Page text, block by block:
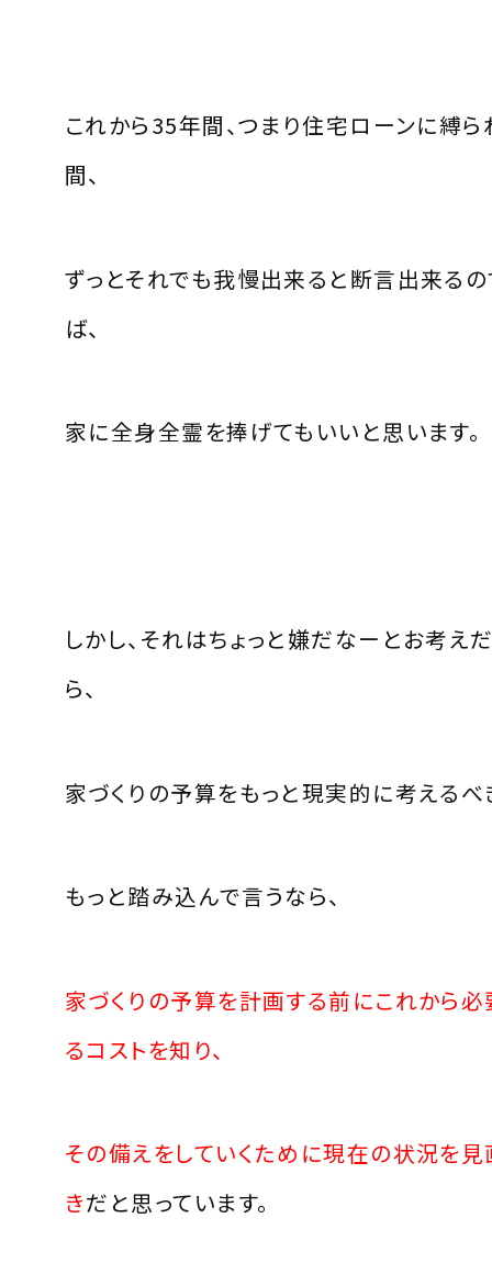
これから35年間、つまり住宅ローンに縛ら
間、
ずっとそれでも我慢出来ると断言出来る
ば、
家に全身全霊を捧げてもいいと思います。
しかし、それはちょっと嫌だなーとお考え
ら、
家づくりの予算をもっと現実的に考えるべ
もっと踏み込んで言うなら、
家づくりの予算を計画する前にこれから
るコストを知り、
その備えをしていくために現在の状況を
きだと思っています。